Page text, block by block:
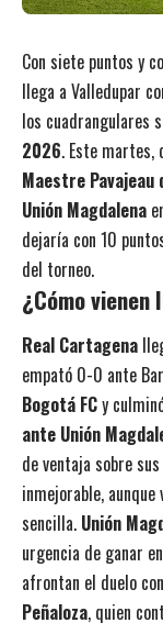
Con siete puntos y
llega a Valledupar
los cuadrangulares
2026. Este martes,
Maestre Pavajeau
Unión Magdalena
dejaría con 10
del torneo.
¿Cómo vienen
Real Cartagena
empató 0-0 ante
Bogotá FCy
ante Unión
de ventaja sobre
inmejorable,
sencilla. Unión
urgencia de ganar
afrontan el duelo
Peñaloza, quien